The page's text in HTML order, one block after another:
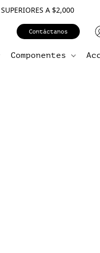
A $2,000
Contáctanos
Componentes